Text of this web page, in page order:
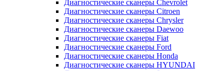
Диагностические сканеры Chevrolet
Диагностические сканеры Citroen
Диагностические сканеры Chrysler
Диагностические сканеры Daewoo
Диагностические сканеры Fiat
Диагностические сканеры Ford
Диагностические сканеры Honda
Диагностические сканеры HYUNDAI